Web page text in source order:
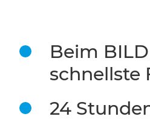
Beim
schnellste
24